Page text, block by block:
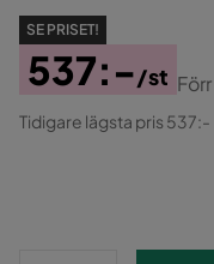
SE PRISET!
Pris
537:-/st
Original
Förr
Tidigare lägsta pris 537:-